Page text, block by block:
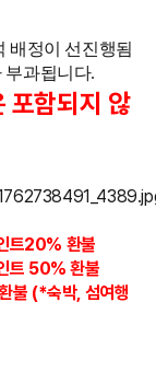
배정이 선진행됨
부과됩니다.
포함되지 않
트20% 환불
트 50% 환불
불 (*숙박, 섬여행